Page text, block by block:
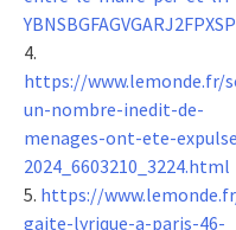
4.
https://www.lemonde.fr/
un-nombre-inedit-de-
menages-ont-ete-
2024_6603210_3224.html
5. https://
gaite-lyrique-a-paris-46-